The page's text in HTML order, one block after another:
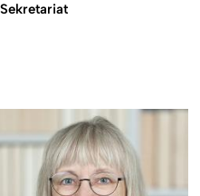
Sekretariat